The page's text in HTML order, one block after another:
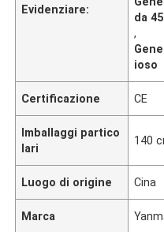
Evidenziare:
da
,
ioso
Certificazione CE
Imballaggi partico
lari
140
Luogo di origine Cina
Marca